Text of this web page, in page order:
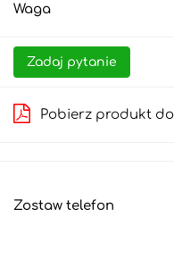
Waga
Zadaj pytanie
Pobierz produkt do
Zostaw telefon